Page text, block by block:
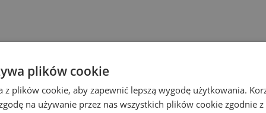
usuwanie lub ukrywanie
plików cookie
z plików cookie, aby zapewnić lepszą wygodę użytkowania.
na używanie przez nas wszystkich plików cookie zgodnie